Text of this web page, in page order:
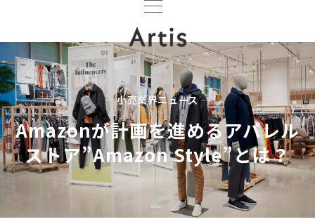
— 小売業界ニュース —
Amazonが計画を進めるアパレル
ストア”Amazon Style”とは？